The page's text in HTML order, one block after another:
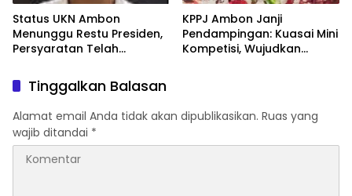
Status UKN Ambon
Menunggu Restu Presiden,
Persyaratan Telah
KPPJ Ambon Janji
Pendampingan: Kuasai Mini
Kompetisi, Wujudkan
Tinggalkan Balasan
Alamat email Anda tidak akan dipublikasikan. Ruas yang
wajib ditandai *